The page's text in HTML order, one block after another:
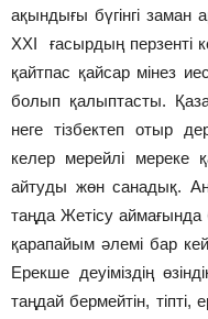
ақындығы бүгінгі
XXI ғасырдың перзенті
қайтпас қайсар мінез
болып қалыптасты.
неге тізбектеп отыр
келер мерейлі мереке
айтуды жөн санадық.
таңда Жетісу аймағында
қарапайым әлемі бар
Ерекше деуіміздің
таңдай бермейтін, тіпті,